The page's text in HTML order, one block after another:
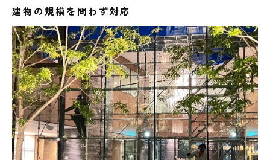
建物の規模を問わず対応